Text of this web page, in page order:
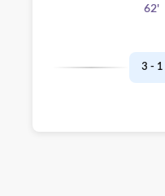
62'
1
-
3